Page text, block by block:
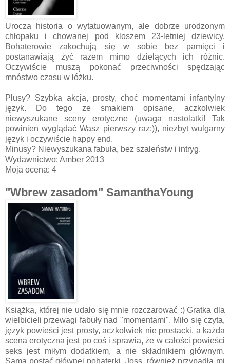
Urocza historia o wytatuowanym, ale dobrze urodzonym
chłopaku i chowanej pod kloszem 23-letniej dziewicy.
Bohaterowie zakochują się w sobie bez pamięci i
postanawiają żyć razem mimo dzielących ich różnic.
Oczywiście muszą pokonać przeciwności spędzając
mnóstwo czasu w łóżku.
Plusy? Szybka akcja, prosty, choć momentami infantylny
język. Do tego ze smakiem opisane, aczkolwiek
niewyszukane sceny erotyczne (uwaga nastolatki! Tak
powinien wyglądać Wasz pierwszy raz:)), niezbyt wulgarny
język i oczywiście happy end.
Minusy? Niewyszukana fabuła, bez szaleństw i intryg.
Wydawnictwo: Amber 2013
Moja ocena: 4
"Wbrew zasadom" SamanthaYoung
Książka, której nie udało się mnie rozczarować :) Gratka dla
wielbicieli przewagi fabuły nad "momentami". Miło się czyta,
język powieści jest prosty, aczkolwiek nie prostacki, a każda
scena erotyczna jest po coś i sprawia, że w całości powieści
seks jest miłym dodatkiem, a nie składnikiem głównym.
Sama postać głównej pohaterki, Joss, również przypadła mi